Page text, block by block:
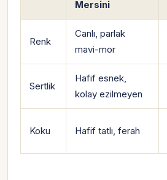
Mersini
Renk
Canlı, parlak
mavi-mor
Sertlik
Hafif esnek,
kolay ezilmeyen
Koku Hafif tatlı, ferah